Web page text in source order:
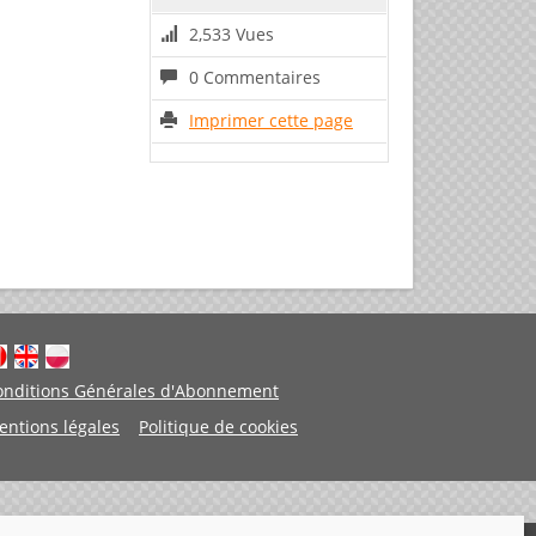
2,533 Vues
0 Commentaires
Imprimer cette page
Générales d'Abonnement
légales
Politique de cookies